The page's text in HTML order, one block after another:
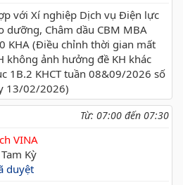
với Xí nghiệp Dịch vụ Điện lực
dưỡng, Châm dầu CBM MBA
KHA (Điều chỉnh thời gian mất
không ảnh hưởng đề KH khác
1B.2 KHCT tuần 08&09/2026 số
13/02/2026)
Từ: 07:00 đến 07:30
VINA
Kỳ
duyệt